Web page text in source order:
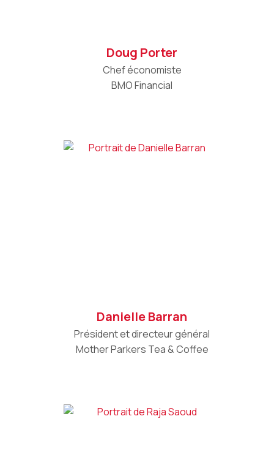
Doug Porter
Chef économiste
BMO Financial
Danielle Barran
Président et directeur général
Mother Parkers Tea & Coffee